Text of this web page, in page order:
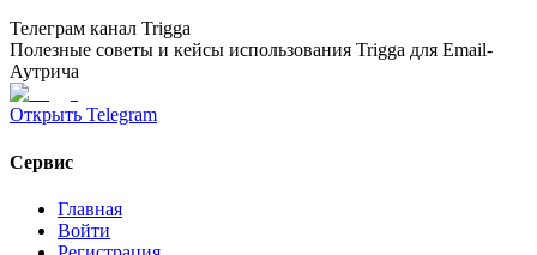
Телеграм канал Trigga
Полезные советы и кейсы использования Trigga для Email-
Аутрича
Открыть Telegram
Сервис
Главная
Войти